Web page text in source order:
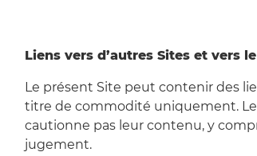
Liens vers d’autres Sites et vers
Le présent Site peut contenir des
titre de commodité uniquement.
cautionne pas leur contenu, y
jugement.